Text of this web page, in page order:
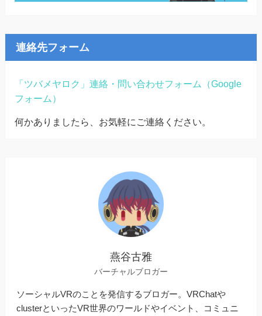
連絡先フォーム
「ツバメヤロク」連絡・問い合わせフォーム（Google
フォーム）
何かありましたら、お気軽にご連絡ください。
燕谷古雅
バーチャルブロガー
ソーシャルVRのことを発信するブロガー。VRChatや
clusterといったVR世界のワールドやイベント、コミュニ